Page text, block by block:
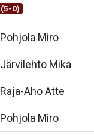
(5-0)
Pohjola Miro
Järvilehto Mika
Raja-Aho Atte
Pohjola Miro